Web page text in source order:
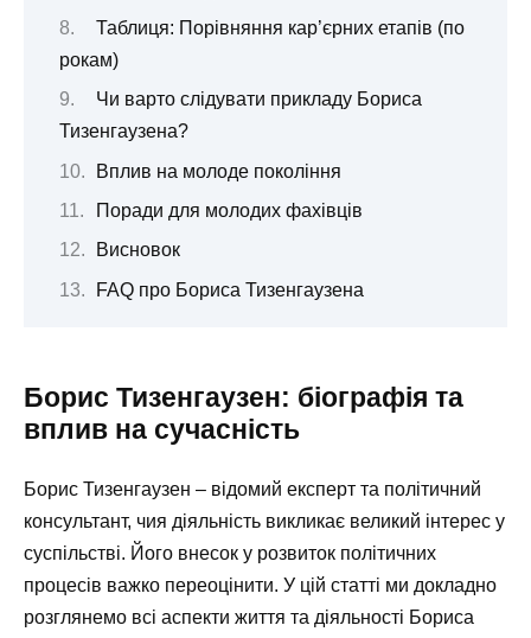
Таблиця: Порівняння кар’єрних етапів (по
рокам)
Чи варто слідувати прикладу Бориса
Тизенгаузена?
Вплив на молоде покоління
Поради для молодих фахівців
Висновок
FAQ про Бориса Тизенгаузена
Борис Тизенгаузен: біографія та
вплив на сучасність
Борис Тизенгаузен – відомий експерт та політичний
консультант, чия діяльність викликає великий інтерес у
суспільстві. Його внесок у розвиток політичних
процесів важко переоцінити. У цій статті ми докладно
розглянемо всі аспекти життя та діяльності Бориса